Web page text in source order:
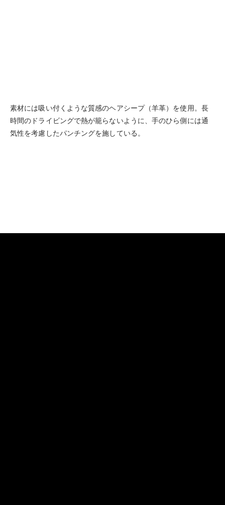
素材には吸い付くような質感のヘアシープ（羊革）を使用。長
時間のドライビングで熱が籠らないように、手のひら側には通
気性を考慮したパンチングを施している。